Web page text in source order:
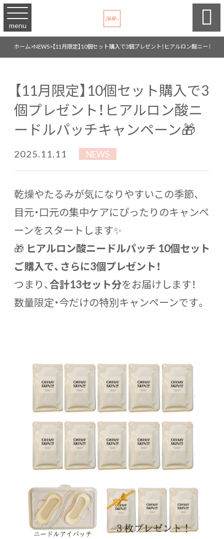
menu 
ホーム>NEWS>【11月限定】10個セット購入で3個プレゼント！ヒアルロン酸ニードル
【11月限定】10個セット購入で3
個プレゼント！ヒアルロン酸ニ
ードルパッチキャンペーン🎁
2025.11.11 NEWS
乾燥やたるみが気になりやすいこの季節、
目元・口元の集中ケアにぴったりのキャンペ
ーンをスタートします✨
🎁 ヒアルロン酸ニードルパッチ 10個セット
ご購入で、さらに3個プレゼント！
つまり、合計13セット分をお届けします！
数量限定・今だけの特別キャンペーンです。